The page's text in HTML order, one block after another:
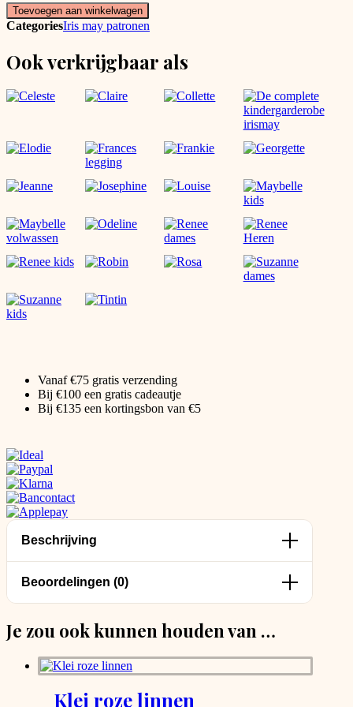
Toevoegen aan winkelwagen
CategoriesIris may patronen
Ook verkrijgbaar als
Vanaf €75 gratis verzending
Bij €100 een gratis cadeautje
Bij €135 een kortingsbon van €5
Beschrijving
Beoordelingen (0)
Je zou ook kunnen houden van …
Klei roze linnen